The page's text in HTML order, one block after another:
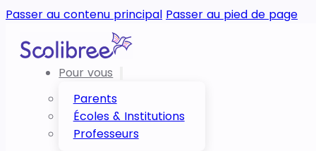
Passer au contenu principal Passer au pied de page
Pour vous
Parents
Écoles & Institutions
Professeurs